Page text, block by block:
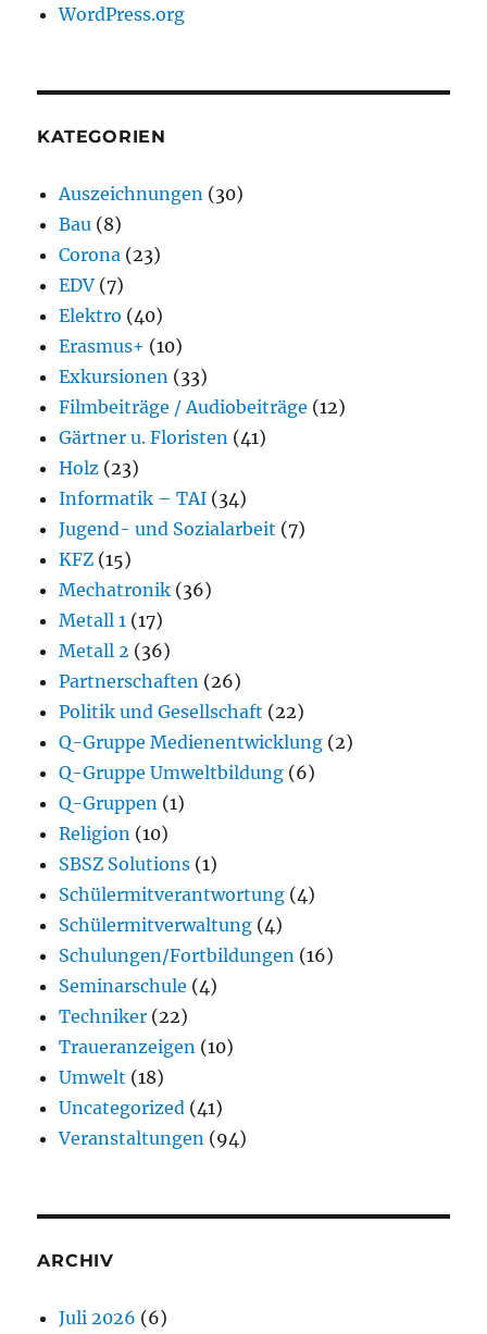
WordPress.org
KATEGORIEN
Auszeichnungen (30)
Bau (8)
Corona (23)
EDV (7)
Elektro (40)
Erasmus+ (10)
Exkursionen (33)
Filmbeiträge / Audiobeiträge (12)
Gärtner u. Floristen (41)
Holz (23)
Informatik – TAI (34)
Jugend- und Sozialarbeit (7)
KFZ (15)
Mechatronik (36)
Metall 1 (17)
Metall 2 (36)
Partnerschaften (26)
Politik und Gesellschaft (22)
Q-Gruppe Medienentwicklung (2)
Q-Gruppe Umweltbildung (6)
Q-Gruppen (1)
Religion (10)
SBSZ Solutions (1)
Schülermitverantwortung (4)
Schülermitverwaltung (4)
Schulungen/Fortbildungen (16)
Seminarschule (4)
Techniker (22)
Traueranzeigen (10)
Umwelt (18)
Uncategorized (41)
Veranstaltungen (94)
ARCHIV
Juli 2026 (6)